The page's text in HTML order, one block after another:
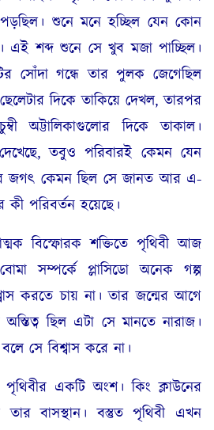
শুনে মনে হচ্ছিল যেন কোন
এই শব্দ শুনে সে খুব মজা পাচ্ছিল।
সোঁদা গন্ধে তার পুলক জেগেছিল
দিকে তাকিয়ে দেখল, তারপর
অট্টালিকাগুলোর দিকে তাকাল।
তবুও পরিবারই কেমন যেন
জগৎ কেমন ছিল সে জানত আর এ-
কী পরিবর্তন হয়েছে।
বিস্ফোরক শক্তিতে পৃথিবী আজ
সম্পর্কে প্লাসিডো অনেক গল্প
করতে চায় না। তার জন্মের আগে
ছিল এটা সে মানতে নারাজ।
সে বিশ্বাস করে না।
একটি অংশ। কিং ক্লাউনের
বাসস্থান। বস্তুত পৃথিবী এখন